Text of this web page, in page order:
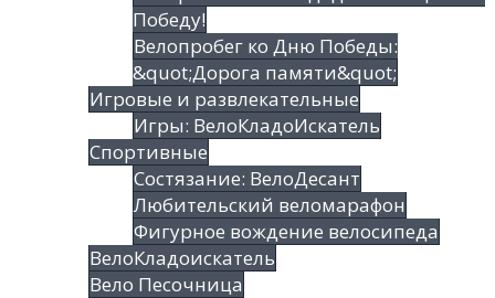
Победу!
Велопробег ко Дню Победы:
&quot;Дорога памяти&quot;
Игровые и развлекательные
Игры: ВелоКладоИскатель
Спортивные
Состязание: ВелоДесант
Любительский веломарафон
Фигурное вождение велосипеда
ВелоКладоискатель
Вело Песочница